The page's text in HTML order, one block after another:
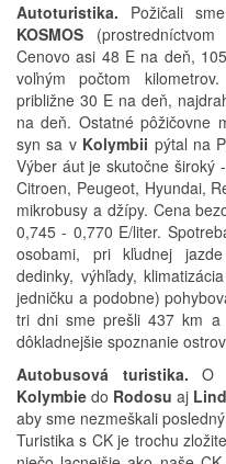
Autoturistika. Požičali
KOSMOS
Cenovo asi 48 E na deň,
voľným počtom
približne 30 E na deň,
na deň. Ostatné pôžičovne
syn sa v Kolymbii pýtal na
Výber áut je skutočne široký
Citroen, Peugeot, Hyundai,
mikrobusy a džípy. Cena
0,745 - 0,770 E/liter.
osobami, pri kľudnej
dedinky, výhľady,
jedničku a podobne)
tri dni sme prešli 437 km a
dôkladnejšie spoznanie
Autobusová turistika. O
Kolymbiedo Rodosuaj
aby sme nezmeškali
Turistika s CK je trochu